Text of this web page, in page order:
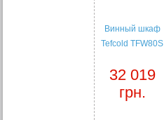
Винный шкаф
Tefcold TFW80S
32 019
грн.